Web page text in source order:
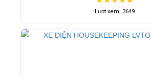
Lượt xem: 3649